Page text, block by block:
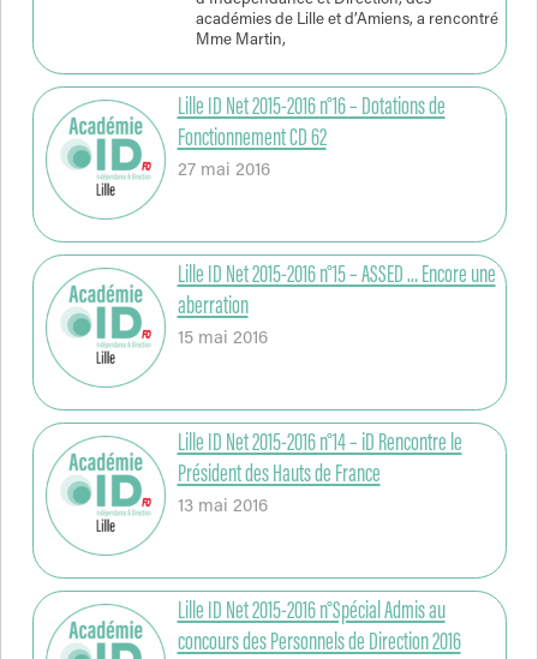
académies de Lille et d’Amiens, a rencontré
Mme Martin,
Lille ID Net 2015-2016 n°16 – Dotations de
Fonctionnement CD 62
27 mai 2016
Lille ID Net 2015-2016 n°15 – ASSED … Encore une
aberration
15 mai 2016
Lille ID Net 2015-2016 n°14 – iD Rencontre le
Président des Hauts de France
13 mai 2016
Lille ID Net 2015-2016 n°Spécial Admis au
concours des Personnels de Direction 2016